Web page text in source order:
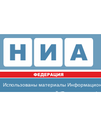
Использованы материалы
массовых коммуникаций (Роскомнадзор)